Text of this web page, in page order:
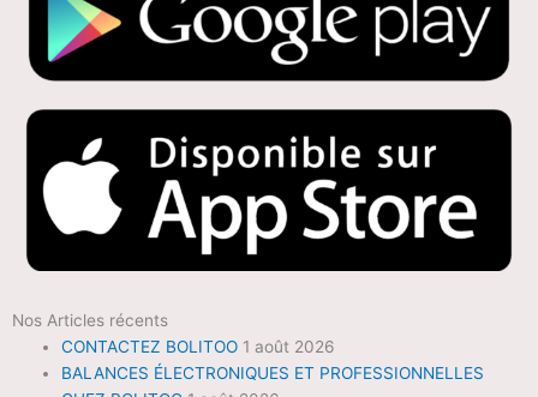
Nos Articles récents
CONTACTEZ BOLITOO 1 août 2026
BALANCES ÉLECTRONIQUES ET PROFESSIONNELLES